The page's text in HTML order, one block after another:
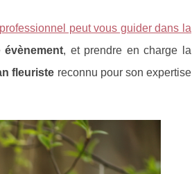
peut vous guider dans la
évènement, et prendre en charge la
fleuriste reconnu pour son expertise